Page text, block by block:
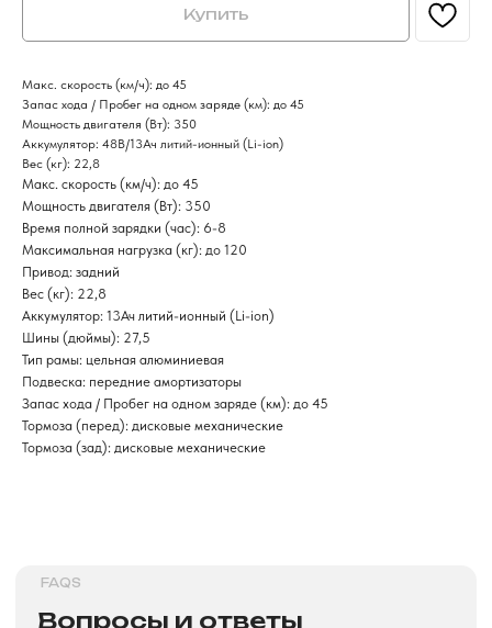
Купить
Макс. скорость (км/ч): до 45
Запас хода / Пробег на одном заряде (км): до 45
Мощность двигателя (Вт): 350
Аккумулятор: 48В/13Ач литий-ионный (Li-ion)
Вес (кг): 22,8
Макс. скорость (км/ч): до 45
Мощность двигателя (Вт): 350
Время полной зарядки (час): 6-8
Максимальная нагрузка (кг): до 120
Привод: задний
Вес (кг): 22,8
Аккумулятор: 13Ач литий-ионный (Li-ion)
Шины (дюймы): 27,5
Тип рамы: цельная алюминиевая
Подвеска: передние амортизаторы
Запас хода / Пробег на одном заряде (км): до 45
Тормоза (перед): дисковые механические
Тормоза (зад): дисковые механические
Вопросы и ответы
>
FAQS
Условия доставки
>
DELIVERY TERMS